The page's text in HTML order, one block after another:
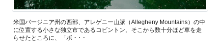
米国バージニア州の西部、アレゲニー山脈（Allegheny Mountains）の中
に位置する小さな独立市であるコビントン。そこから数十分ほど車を走
らせたところに、「ボ ･ ･ ･